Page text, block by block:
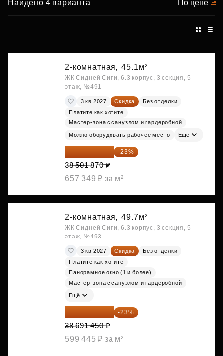
Найдено 4 варианта По цене
2-комнатная, 45.1м²
ЖК Сидней Сити, 6.3 корпус, 3 секция, 5
этаж, №491
3 кв 2027 Скидка
Без отделки
Платите как хотите
Мастер-зона с санузлом и гардеробной
Можно оборудовать рабочее место Ещё
29 646 440 ₽ -23%
38 501 870 ₽
657 349 ₽ за м²
2-комнатная, 49.7м²
ЖК Сидней Сити, 6.3 корпус, 3 секция, 5
этаж, №493
3 кв 2027 Скидка
Без отделки
Платите как хотите
Панорамное окно (1 и более)
Мастер-зона с санузлом и гардеробной
Ещё
29 792 417 ₽ -23%
38 691 450 ₽
599 445 ₽ за м²